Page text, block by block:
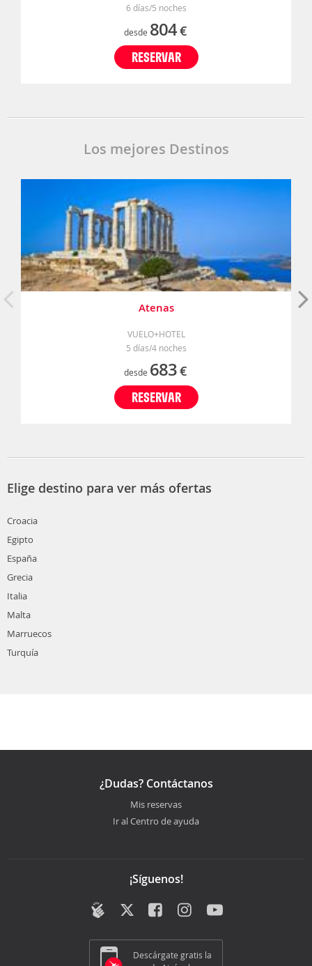
6 días/5 noches
desde 804€
RESERVAR
Los mejores Destinos
Atenas
VUELO+HOTEL
5 días/4 noches
desde 683€
RESERVAR
Elige destino para ver más ofertas
Croacia
Egipto
España
Grecia
Italia
Malta
Marruecos
Turquía
¿Dudas? Contáctanos
Mis reservas
Ir al Centro de ayuda
¡Síguenos!
Descárgate gratis la